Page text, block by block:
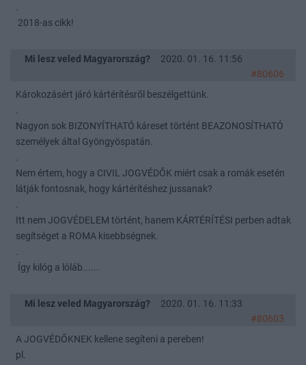
.
2018-as cikk!
Mi lesz veled Magyarország?
2020. 01. 16. 11:56
#80606
Károkozásért járó kártérítésről beszélgettünk.
.
Nagyon sok BIZONYÍTHATÓ káreset történt BEAZONOSÍTHATÓ
személyek által Gyöngyöspatán.
.
Nem értem, hogy a CIVIL JOGVÉDŐK miért csak a romák esetén
látják fontosnak, hogy kártérítéshez jussanak?
.
Itt nem JOGVÉDELEM történt, hanem KÁRTÉRÍTÉSI perben adtak
segítséget a ROMA kisebbségnek.
.
Így kilóg a lóláb......
Mi lesz veled Magyarország?
2020. 01. 16. 11:33
#80603
A JOGVÉDŐKNEK kellene segíteni a pereben!
pl.